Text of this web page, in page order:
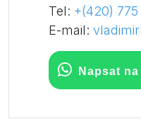
Tel: +(420) 775
E-mail:
Napsat